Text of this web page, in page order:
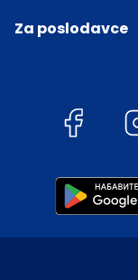
Za poslodavce